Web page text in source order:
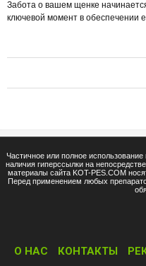
Забота о вашем щенке
ключевой момент в обеспечении
Частичное или полное
наличия гиперссылки на
материалы сайта KOT-PES.COM
Перед применением любых
О НАС КОНТАКТЫ